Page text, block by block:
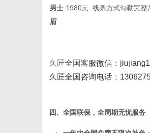
男士
眉
1980元 线条方式勾勒完整
久匠全国客服微信：j
久匠全国咨询电话：
四、全国联保，全周期无忧服务